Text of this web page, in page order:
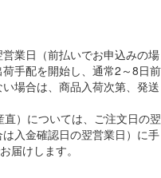
業日（前払いでお申込みの場
手配を開始し、通常2～8日前
場合は、商品入荷次第、発送
直）については、ご注文日の翌
入金確認日の翌営業日）に手
届けします。